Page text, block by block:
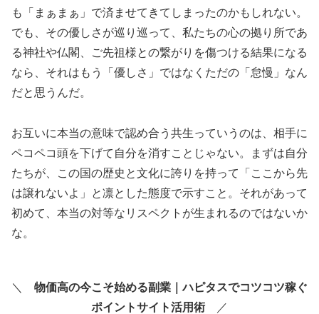
も「まぁまぁ」で済ませてきてしまったのかもしれない。
でも、その優しさが巡り巡って、私たちの心の拠り所であ
る神社や仏閣、ご先祖様との繋がりを傷つける結果になる
なら、それはもう「優しさ」ではなくただの「怠慢」なん
だと思うんだ。
お互いに本当の意味で認め合う共生っていうのは、相手に
ペコペコ頭を下げて自分を消すことじゃない。まずは自分
たちが、この国の歴史と文化に誇りを持って「ここから先
は譲れないよ」と凛とした態度で示すこと。それがあって
初めて、本当の対等なリスペクトが生まれるのではないか
な。
＼ 物価高の今こそ始める副業｜ハピタスでコツコツ稼ぐ
ポイントサイト活用術 ／